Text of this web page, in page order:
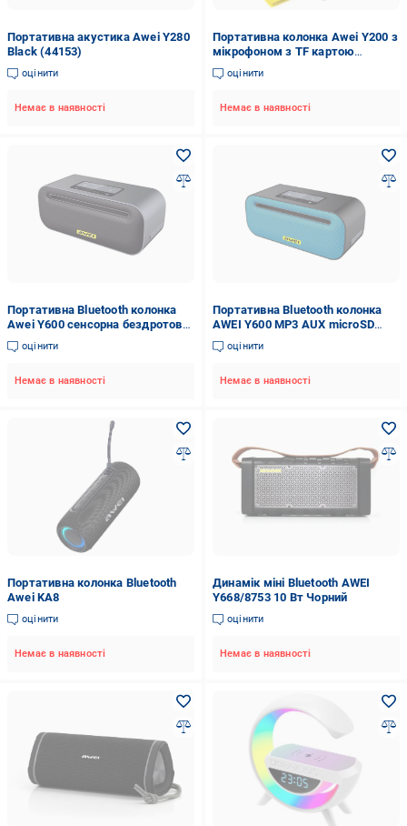
Портативна акустика Awei Y280
Black (44153)
оцінити
Немає в наявності
Портативна колонка Awei Y200 з
мікрофоном з TF картою
Жовтий (1440155735)
оцінити
Немає в наявності
Портативна Bluetooth колонка
Awei Y600 сенсорна бездротова
Чорний
оцінити
Немає в наявності
Портативна Bluetooth колонка
AWEI Y600 MP3 AUX microSD
2600mAh Синій (SUN6641)
оцінити
Немає в наявності
Портативна колонка Bluetooth
Awei KA8
оцінити
Немає в наявності
Динамік міні Bluetooth AWEI
Y668/8753 10 Вт Чорний
оцінити
Немає в наявності